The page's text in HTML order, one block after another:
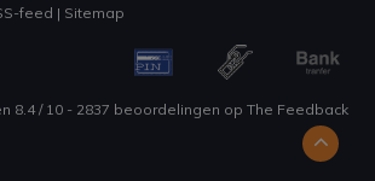
feed | Sitemap
8.4/ 10 - 2837 beoordelingen op The Feedback